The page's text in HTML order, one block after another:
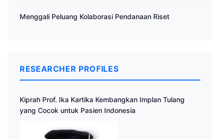
Menggali Peluang Kolaborasi Pendanaan Riset
RESEARCHER PROFILES
Kiprah Prof. Ika Kartika Kembangkan Implan Tulang
yang Cocok untuk Pasien Indonesia